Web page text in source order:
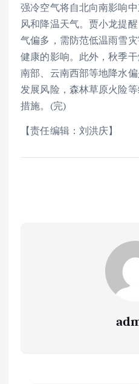
强冷空气将自北向南影响
风和降温天气。贾小龙提
气偏多，需防范低温雨雪灾
健康的影响。此外，秋季
南部、云南西部等地降水
发展风险，森林草原火险
措施。(完)
【责任编辑：刘洪庆】